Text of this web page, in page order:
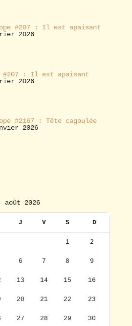
#207 : Il est apaisant
2026
#207 : Il est apaisant
2026
#2167 : Tête cagoulée
2026
août 2026
J V S D
1 2
6 7 8 9
13 14 15 16
20 21 22 23
27 28 29 30